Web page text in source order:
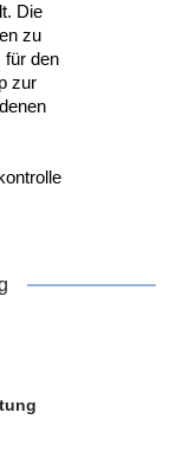
Die
zu
für den
zur